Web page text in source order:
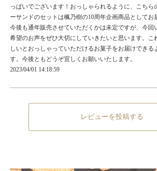
っぱいでございます！おっしゃられるように、こちら
ーサンドのセットは楓乃樹の10周年企画商品としてお
今後も通年販売させていただくかは未定ですが、今回
希望のお声をぜひ大切にしていきたいと思います。こ
しいとおっしゃっていただけるお菓子をお届けできる
す。今後ともどうぞ宜しくお願いいたします。
2023/04/01 14:18:59
レビューを投稿する